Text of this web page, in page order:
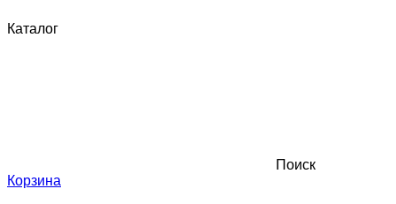
Каталог
Поиск
Корзина